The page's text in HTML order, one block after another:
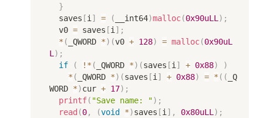
}
  saves
[i ] = ( __int64)malloc(0x90uLL ) ;
  v0
= saves [i ] ;
* ( _QWORD *) (v0 + 128) = malloc(0x90uL
L ) ;
if
( ! * ( _QWORD *) (saves [i ] + 0x88)
)
* ( _QWORD *) (saves [i ] + 0x88) = * ( (
_Q
WORD *)cur + 17) ;
printf( "Save name: ") ;
read (0, (void *)saves [i ] , 0x80uLL ) ;